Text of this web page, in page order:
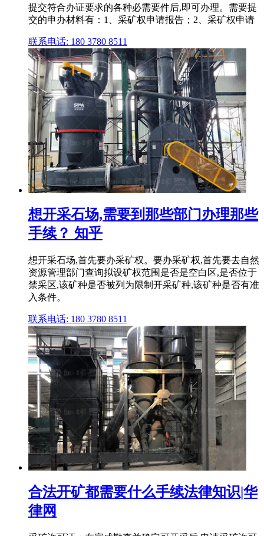
提交符合办证要求的各种必需要件后,即可办理。需要提
交的申办材料有：1、采矿权申请报告；2、采矿权申请
联系电话: 180 3780 8511
想开采石场,需要到那些部门办理那些
手续？ 知乎
想开采石场,首先要办采矿权。要办采矿权,首先要去自然
资源管理部门查询拟设矿权范围是否是空白区,是否位于
禁采区,该矿种是否被列为限制开采矿种,该矿种是否有准
入条件。
联系电话: 180 3780 8511
合法开矿都需要什么手续法律知识|华
律网